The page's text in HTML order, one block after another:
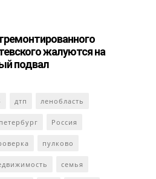
жалуются на
подвал
дтп ленобласть
петербург Россия
пулково
семья